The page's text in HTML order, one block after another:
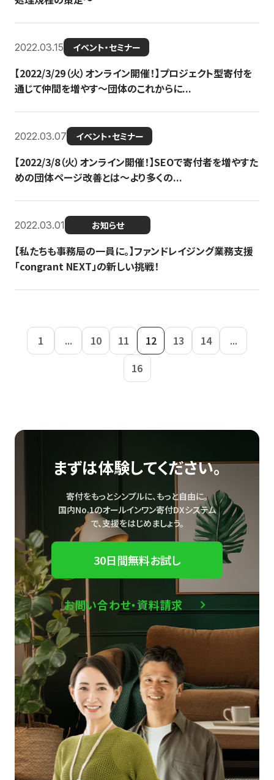
2022.03.15 イベント・セミナー
【2022/3/29（火）オンライン開催！】プロジェクト型寄付を
通じて仲間を増やす～団体のこれからに...
2022.03.07 イベント・セミナー
【2022/3/8（火）オンライン開催！】SEOで寄付者を増やすた
めの団体ページ改善とは～より多くの...
2022.03.01 お知らせ
【私たちも事務局の一員に。】ファンドレイジング業務支援
「congrant NEXT」の新しい挑戦！
1 ... 10 11 12 13 14
...
16
まずは体験してください。
寄付をもっとシンプルに、もっと自由に。
国内No.1のオールインワン寄付DXシステム
で、支援をはじめましょう。
30日間無料お試し
お問い合わせ・資料請求